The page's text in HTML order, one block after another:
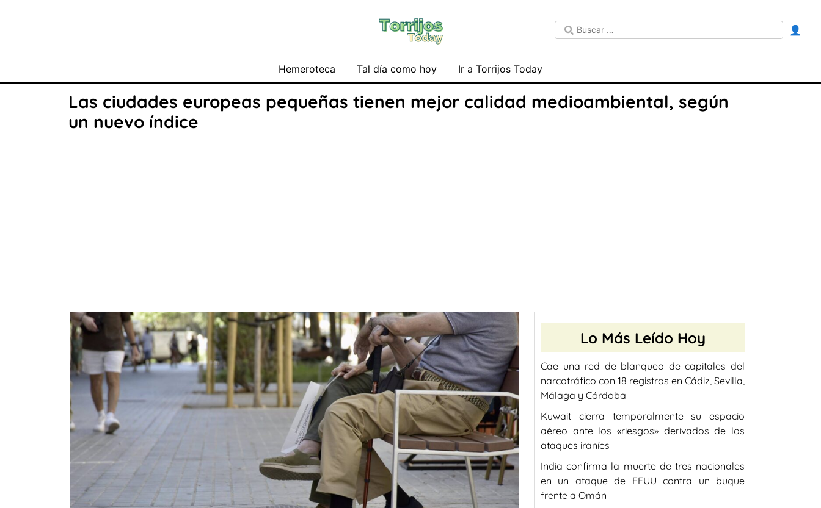
👤
Hemeroteca Tal día como hoy Ir a Torrijos Today
Las ciudades europeas pequeñas tienen mejor calidad medioambiental, según
un nuevo índice
Lo Más Leído Hoy
Cae una red de blanqueo de capitales del
narcotráfico con 18 registros en Cádiz, Sevilla,
Málaga y Córdoba
Kuwait cierra temporalmente su espacio
aéreo ante los «riesgos» derivados de los
ataques iraníes
India confirma la muerte de tres nacionales
en un ataque de EEUU contra un buque
frente a Omán